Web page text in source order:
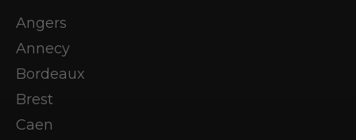
Angers
Annecy
Bordeaux
Brest
Caen